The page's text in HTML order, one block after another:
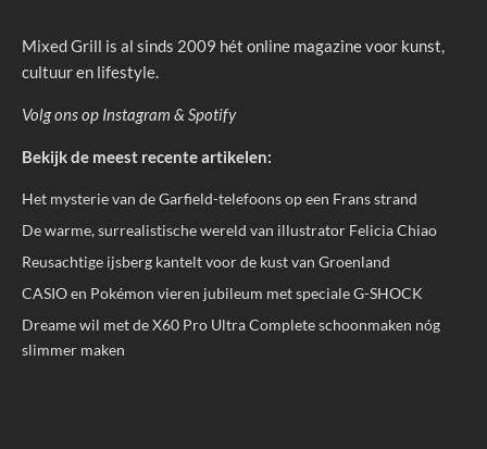
Mixed Grill is al sinds 2009 hét online magazine voor kunst,
cultuur en lifestyle.
Volg ons op Instagram & Spotify
Bekijk de meest recente artikelen:
Het mysterie van de Garfield-telefoons op een Frans strand
De warme, surrealistische wereld van illustrator Felicia Chiao
Reusachtige ijsberg kantelt voor de kust van Groenland
CASIO en Pokémon vieren jubileum met speciale G-SHOCK
Dreame wil met de X60 Pro Ultra Complete schoonmaken nóg
slimmer maken